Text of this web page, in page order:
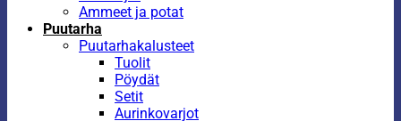
Ammeet ja potat
Puutarha
Puutarhakalusteet
Tuolit
Pöydät
Setit
Aurinkovarjot